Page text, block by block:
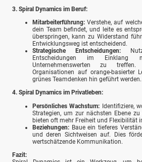
3. Spiral Dynamics im Beruf:
Mitarbeiterführung: Verstehe, auf
dein Team befindet, und leite es
überspringen, kann zu Widerstand
Entwicklungsweg ist entscheidend.
Strategische Entscheidungen:
Entscheidungen im Einklang
Unternehmenswerten zu treffen.
Organisationen auf orange-basierter
grünes Teamdenken hin geführt werden.
4. Spiral Dynamics im Privatleben:
Persönliches Wachstum: Identifiziere,
Strategien, um zur nächsten Ebene zu
bieten oft mehr Freiheit und Flexibilität
Beziehungen: Baue ein tieferes
und deren Sichtweisen auf. Dies
wertschätzende Kommunikation.
Fazit: